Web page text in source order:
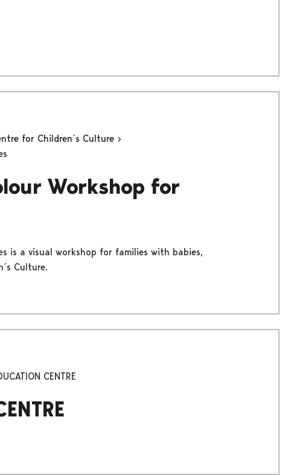
for Children´s Culture
Workshop for
is a visual workshop for families with babies,
Culture.
CENTRE